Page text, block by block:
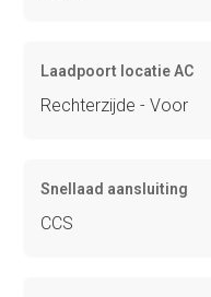
Laadpoort locatie AC
Rechterzijde - Voor
Snellaad aansluiting
CCS